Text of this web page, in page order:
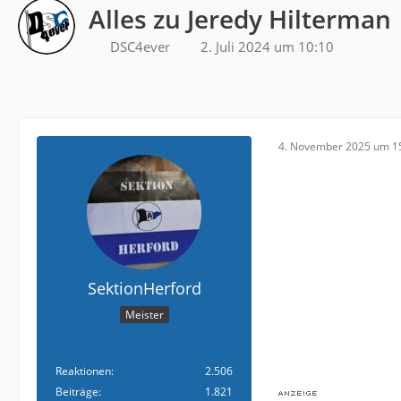
Alles zu Jeredy Hilterman
DSC4ever 2. Juli 2024 um 10:10
SektionHerford
Meister
Reaktionen
2.506
Beiträge
1.821
4. November 2025 um